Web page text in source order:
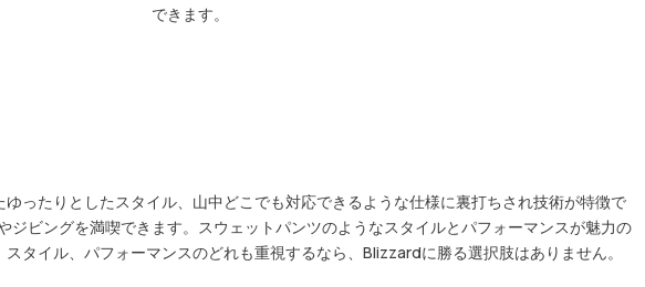
できます。
ったりとしたスタイル、山中どこでも対応できるような仕様に裏打ちされ技術が特徴で
ビングを満喫できます。スウェットパンツのようなスタイルとパフォーマンスが魅力の
イル、パフォーマンスのどれも重視するなら、Blizzardに勝る選択肢はありません。